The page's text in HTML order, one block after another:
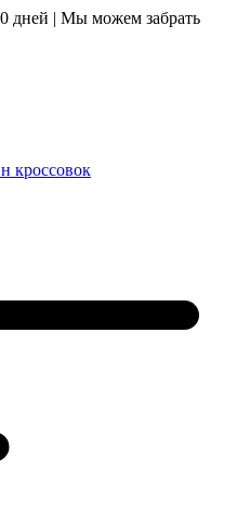
дней | Мы можем забрать